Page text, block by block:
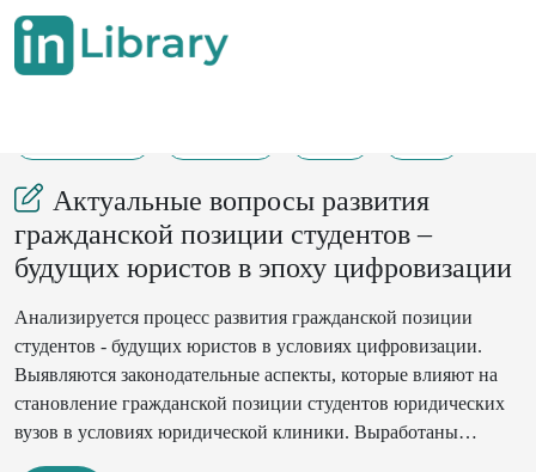
Актуальные вопросы развития
гражданской позиции студентов –
будущих юристов в эпоху цифровизации
Анализируется процесс развития гражданской позиции
студентов - будущих юристов в условиях цифровизации.
Выявляются законодательные аспекты, которые влияют на
становление гражданской позиции студентов юридических
вузов в условиях юридической клиники. Выработаны